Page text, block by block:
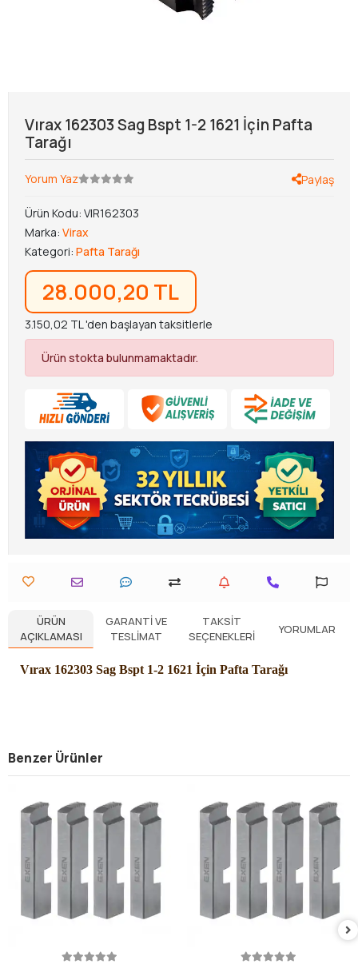
Vırax 162303 Sag Bspt 1-2 1621 İçin Pafta
Tarağı
Yorum Yaz Paylaş
Ürün Kodu: VIR162303
Marka: Virax
Kategori: Pafta Tarağı
28.000,20 TL
3.150,02 TL 'den başlayan taksitlerle
Ürün stokta bulunmamaktadır.
ÜRÜN
AÇIKLAMASI
GARANTI VE
TESLIMAT
TAKSIT
SEÇENEKLERI
YORUMLAR
Vırax 162303 Sag Bspt 1-2 1621 İçin Pafta Tarağı
Benzer Ürünler